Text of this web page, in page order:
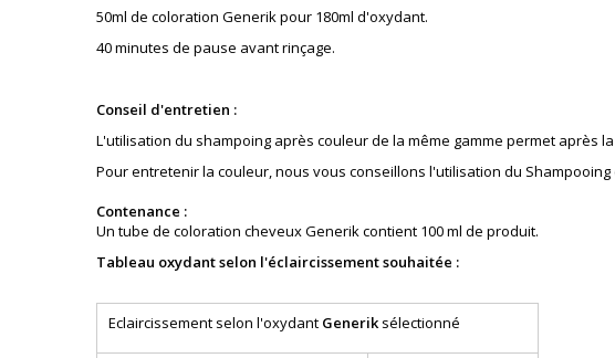
50ml de coloration Generik pour 180ml d'oxydant.
40 minutes de pause avant rinçage.
Conseil d'entretien :
L'utilisation du shampoing après couleur de la même gamme permet après
Pour entretenir la couleur, nous vous conseillons l'utilisation du
Contenance :
Un tube de coloration cheveux Generik contient 100 ml de produit.
Tableau oxydant selon l'éclaircissement souhaitée :
Eclaircissement selon l'oxydant Generiksélectionné